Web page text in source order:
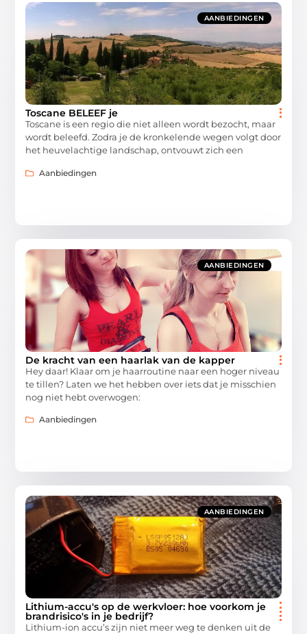
AANBIEDINGEN
Toscane BELEEF je
Toscane is een regio die niet alleen wordt bezocht, maar
wordt beleefd. Zodra je de kronkelende wegen volgt door
het heuvelachtige landschap, ontvouwt zich een
Aanbiedingen
AANBIEDINGEN
De kracht van een haarlak van de kapper
Hey daar! Klaar om je haarroutine naar een hoger niveau
te tillen? Laten we het hebben over iets dat je misschien
nog niet hebt overwogen:
Aanbiedingen
AANBIEDINGEN
Lithium-accu's op de werkvloer: hoe voorkom je
brandrisico's in je bedrijf?
Lithium-ion accu’s zijn niet meer weg te denken uit de